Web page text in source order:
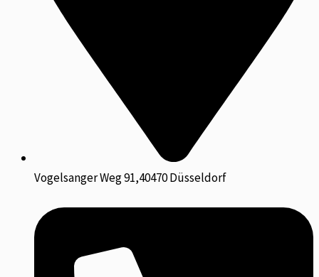
Vogelsanger Weg 91,40470 Düsseldorf